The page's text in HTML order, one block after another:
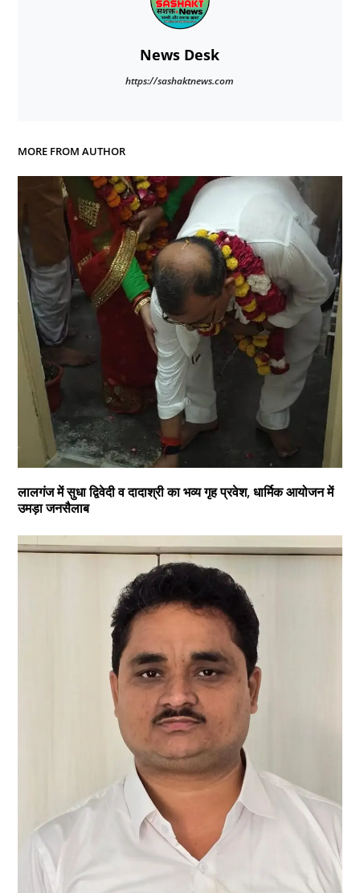
News Desk
https://sashaktnews.com
MORE FROM AUTHOR
लालगंज में सुधा द्विवेदी व दादाश्री का भव्य गृह प्रवेश, धार्मिक आयोजन में
उमड़ा जनसैलाब